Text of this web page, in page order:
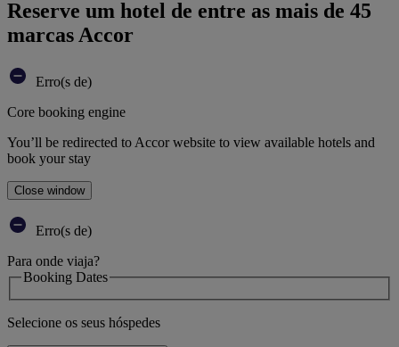
Reserve um hotel de entre as mais de 45
marcas Accor
Erro(s de)
Core booking engine
You’ll be redirected to Accor website to view available hotels and
book your stay
Close window
Erro(s de)
Para onde viaja?
Booking Dates
Selecione os seus hóspedes